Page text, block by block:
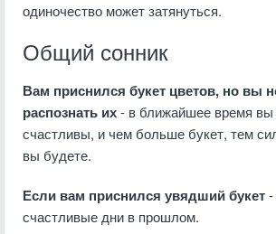
одиночество может затянуться.
Общий сонник
Вам приснился букет цветов, но вы
распознать их- в ближайшее время вы
счастливы, и чем больше букет, тем
вы будете.
Если вам приснился увядший букет
счастливые дни в прошлом.